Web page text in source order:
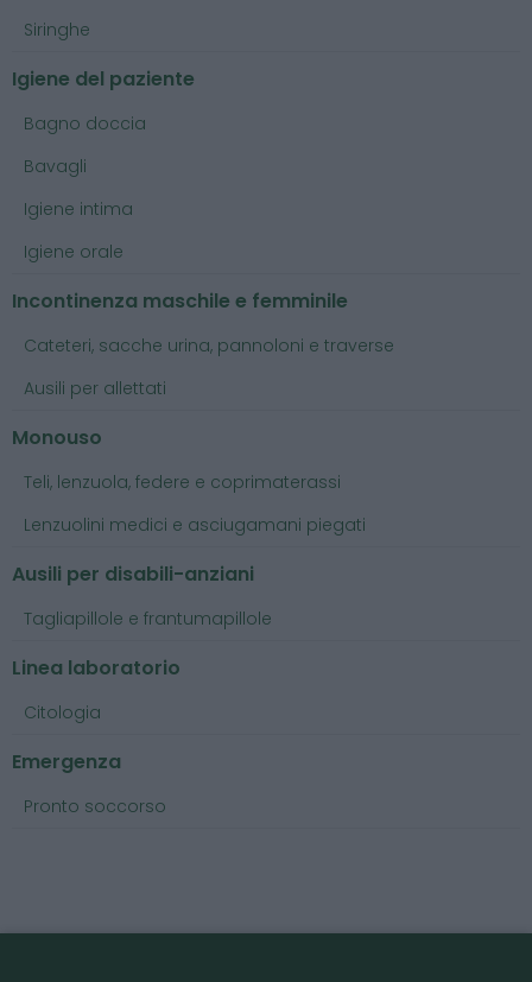
Siringhe
Igiene del paziente
Bagno doccia
Bavagli
Igiene intima
Igiene orale
Incontinenza maschile e femminile
Cateteri, sacche urina, pannoloni e traverse
Ausili per allettati
Monouso
Teli, lenzuola, federe e coprimaterassi
Lenzuolini medici e asciugamani piegati
Ausili per disabili-anziani
Tagliapillole e frantumapillole
Linea laboratorio
Citologia
Emergenza
Pronto soccorso